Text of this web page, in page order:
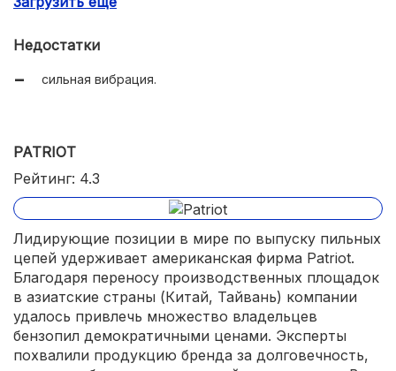
Недостатки
сильная вибрация.
PATRIOT
Рейтинг: 4.3
Лидирующие позиции в мире по выпуску пильных
цепей удерживает американская фирма Patriot.
Благодаря переносу производственных площадок
в азиатские страны (Китай, Тайвань) компании
удалось привлечь множество владельцев
бензопил демократичными ценами. Эксперты
похвалили продукцию бренда за долговечность,